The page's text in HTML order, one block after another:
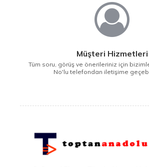
Müşteri Hizmetleri
Tüm soru, görüş ve önerileriniz için
No'lu telefondan iletişime